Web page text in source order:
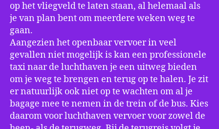
op het vliegveld te laten staan, al helemaal als
je van plan bent om meerdere weken weg te
gaan.
Aangezien het openbaar vervoer in veel
gevallen niet mogelijk is kan een professionele
taxi naar de luchthaven je een uitweg bieden
om je weg te brengen en terug op te halen. Je zit
er natuurlijk ook niet op te wachten om al je
bagage mee te nemen in de trein of de bus. Kies
daarom voor luchthaven vervoer voor zowel de